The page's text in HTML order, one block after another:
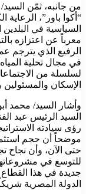
من جانبه، ثمّن
“أكوا باور”، الرعاية
السياسية في
معرباً عن اعتزازه
الرفيع الذي يترجم
في مجال تحلية
لسلسلة من
الإسكان والمسئولين
وأشار السيد/ محمد
السيد الرئيس عبد
رؤى سيادته
حتى الآن، وأن نجاح
للتوسع في
جديدة في هذا
الدولة المصرية